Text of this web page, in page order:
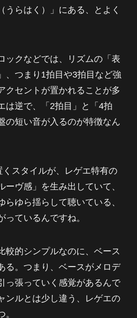
うらはく）」にある、とよく
ックなどでは、リズムの「表
、つまり1拍目や3拍目など強
クセントが置かれることが多
は逆で、「2拍目」と「4拍
の短い音が入るのが特徴なん
くスタイルが、レゲエ特有の
ーヴ感」を生み出していて、
らゆら揺らして聴いている、
っているんですね。
較的シンプルなのに、ベース
る。つまり、ベースがメロデ
っ張っていく感覚があるんで
ンルとは少し違う、レゲエの